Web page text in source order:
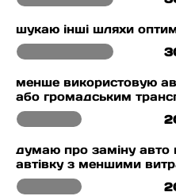
шукаю інші шляхи
менше використовую
або громадським
думаю про заміну авто
автівку з меншими